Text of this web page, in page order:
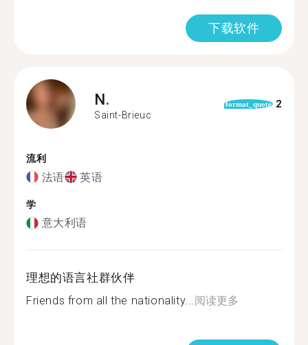
下载软件
N.
Saint-Brieuc
format_quote 2
流利
法语 英语
学
意大利语
理想的语言社群伙伴
Friends from all the nationality...阅读更多